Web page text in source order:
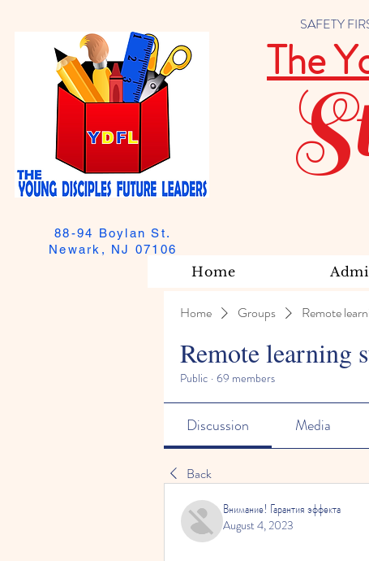
SAFETY
88-94 Boylan St.
Newark, NJ 07106
The
Home
Home Groups Remote
Remote learning
Public · 69 members
Discussion Media
Back
Внимание! Гарантия эффекта
August 4, 2023